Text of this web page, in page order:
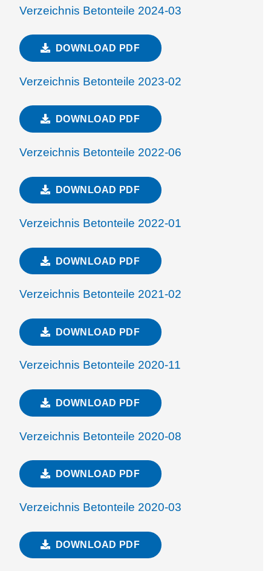
Verzeichnis Betonteile 2024-03
DOWNLOAD PDF
Verzeichnis Betonteile 2023-02
DOWNLOAD PDF
Verzeichnis Betonteile 2022-06
DOWNLOAD PDF
Verzeichnis Betonteile 2022-01
DOWNLOAD PDF
Verzeichnis Betonteile 2021-02
DOWNLOAD PDF
Verzeichnis Betonteile 2020-11
DOWNLOAD PDF
Verzeichnis Betonteile 2020-08
DOWNLOAD PDF
Verzeichnis Betonteile 2020-03
DOWNLOAD PDF